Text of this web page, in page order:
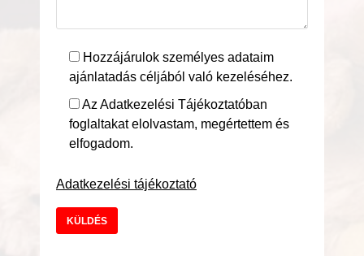
Hozzájárulok személyes adataim
ajánlatadás céljából való kezeléséhez.
Az Adatkezelési Tájékoztatóban
foglaltakat elolvastam, megértettem és
elfogadom.
Adatkezelési tájékoztató